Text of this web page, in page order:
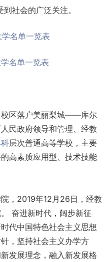
社会的广泛关注。
名单一览表
名单一览表
校区落户美丽梨城——库尔
民政府领导和管理、经教
层次普通高等学校，主要
高素质应用型、技术技能
，2019年12月26日，经教
奋进新时代，阔步新征
代中国特色社会主义思想
，坚持社会主义办学方
发展理念，融入新发展格